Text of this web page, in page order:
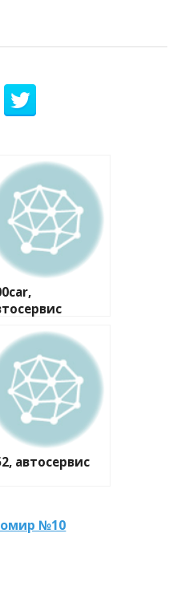
автосервис
№10